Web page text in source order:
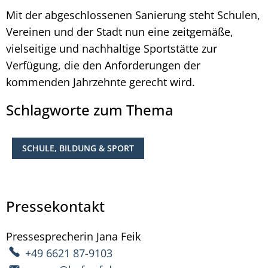
Mit der abgeschlossenen Sanierung steht Schulen,
Vereinen und der Stadt nun eine zeitgemäße,
vielseitige und nachhaltige Sportstätte zur
Verfügung, die den Anforderungen der
kommenden Jahrzehnte gerecht wird.
Schlagworte zum Thema
SCHULE, BILDUNG & SPORT
Pressekontakt
Pressesprecherin Jana Feik
+49 6621 87-9103